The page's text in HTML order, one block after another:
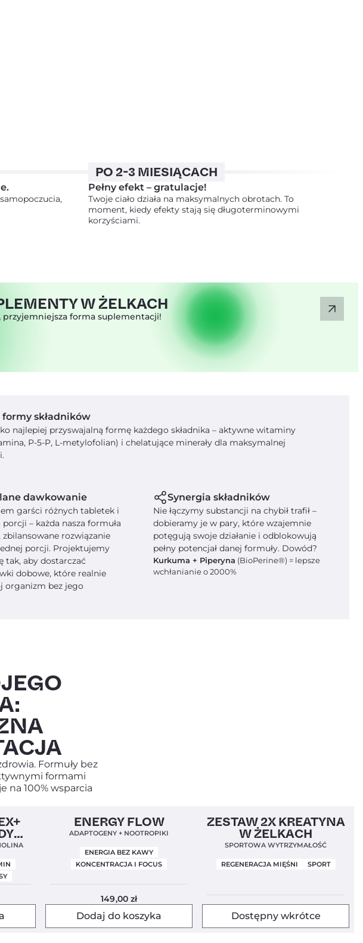
PO 2-3 MIESIĄCACH
Pełny efekt – gratulacje!
Twoje ciało działa na maksymalnych obrotach. To
moment, kiedy efekty stają się długoterminowymi
korzyściami.
W ŻELKACH
przyjemniejsza forma suplementacji!
składników
najlepiej przyswajalną formę każdego składnika – aktywne witaminy
P-5-P, L-metylofolian) i chelatujące minerały dla maksymalnej
dawkowanie
garści różnych tabletek i
– każda nasza formuła
rozwiązanie
porcji. Projektujemy
tak, aby dostarczać
dobowe, które realnie
organizm bez jego
Synergia składników
Nie łączymy substancji na chybił trafił –
dobieramy je w pary, które wzajemnie
potęgują swoje działanie i odblokowują
pełny potencjał danej formuły. Dowód?
Kurkuma + Piperyna (BioPerine®) = lepsze
wchłanianie o 2000%
Formuły bez
formami
na 100% wsparcia
Clean Label Mundial 2026
ENERGY FLOW
ADAPTOGENY + NOOTROPIKI
ENERGIA BEZ KAWY
KONCENTRACJA I FOCUS
149,00zł
Dodaj do koszyka
Bestseller! 4,5
ZESTAW 2X KREATYNA
W ŻELKACH
SPORTOWA WYTRZYMAŁOŚĆ
REGENERACJA MIĘŚNI SPORT
Dostępny wkrótce